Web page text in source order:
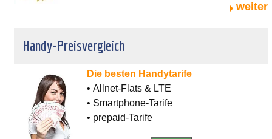
weiter
Handy-Preisvergleich
Die besten Handytarife
• Allnet-Flats & LTE
• Smartphone-Tarife
• prepaid-Tarife